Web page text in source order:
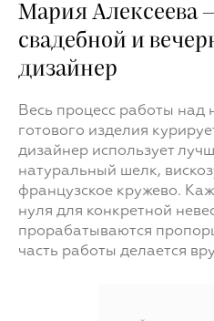
Мария Алексеева
свадебной и
дизайнер
Весь процесс работы над
готового изделия
дизайнер использует
натуральный шелк,
французское кружево.
нуля для конкретной
прорабатываются
часть работы делается